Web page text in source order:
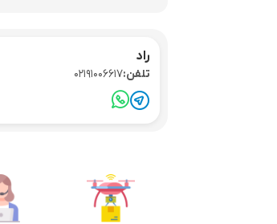
راد
تلفن:02191006617